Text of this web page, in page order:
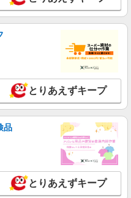
パート］時給1,145円〜（試用
円） 残業代あり 8時間以上
交通費全額支給 車通勤可
田169 ふかや花園プレミア
パート］ 時給1,200円〜 ※経
黒田169 ふかや花園プレミア
とりあえずキープ
品
とりあえずキープ